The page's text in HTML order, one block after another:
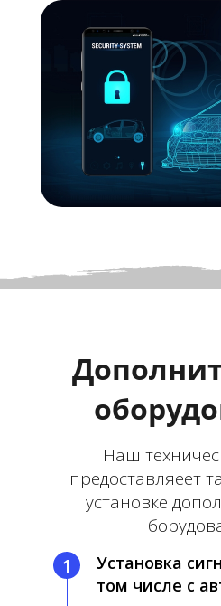
Наш
предоставляеет
установке
Установка
том числе с
1